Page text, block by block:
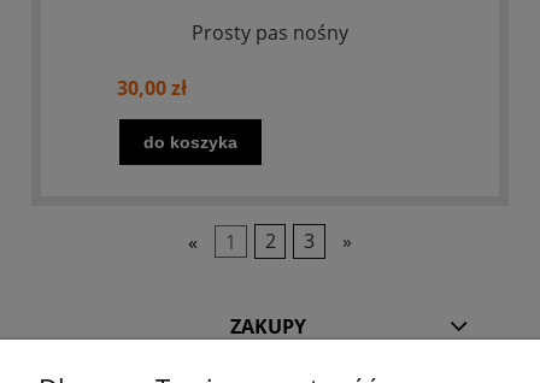
Prosty pas nośny
30,00 zł
do koszyka
« 1 2 3 »
ZAKUPY